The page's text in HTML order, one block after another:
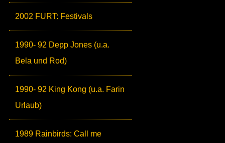
2002 FURT: Festivals
1990- 92 Depp Jones (u.a.
Bela und Rod)
1990- 92 King Kong (u.a. Farin
Urlaub)
1989 Rainbirds: Call me